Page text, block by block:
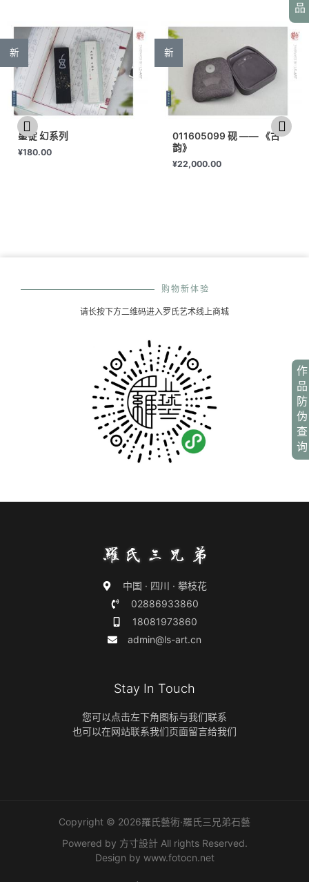
作
品
防
伪
查
询
品
新
墨锭 幻系列
¥180.00
新
011605099 砚 —— 《古
韵》
¥22,000.00
购物新体验
请长按下方二维码进入罗氏艺术线上商城
中国 · 四川 · 攀枝花
02886933860
18081973860
admin@ls-art.cn
Stay In Touch
您可以点击左下角图标与我们联系
也可以在网站联系我们页面留言给我们
Copyright © 2026羅氏藝術·羅氏三兄弟石藝
Powered by 方寸設計 All rights Reserved.
Design by www.fotocn.net